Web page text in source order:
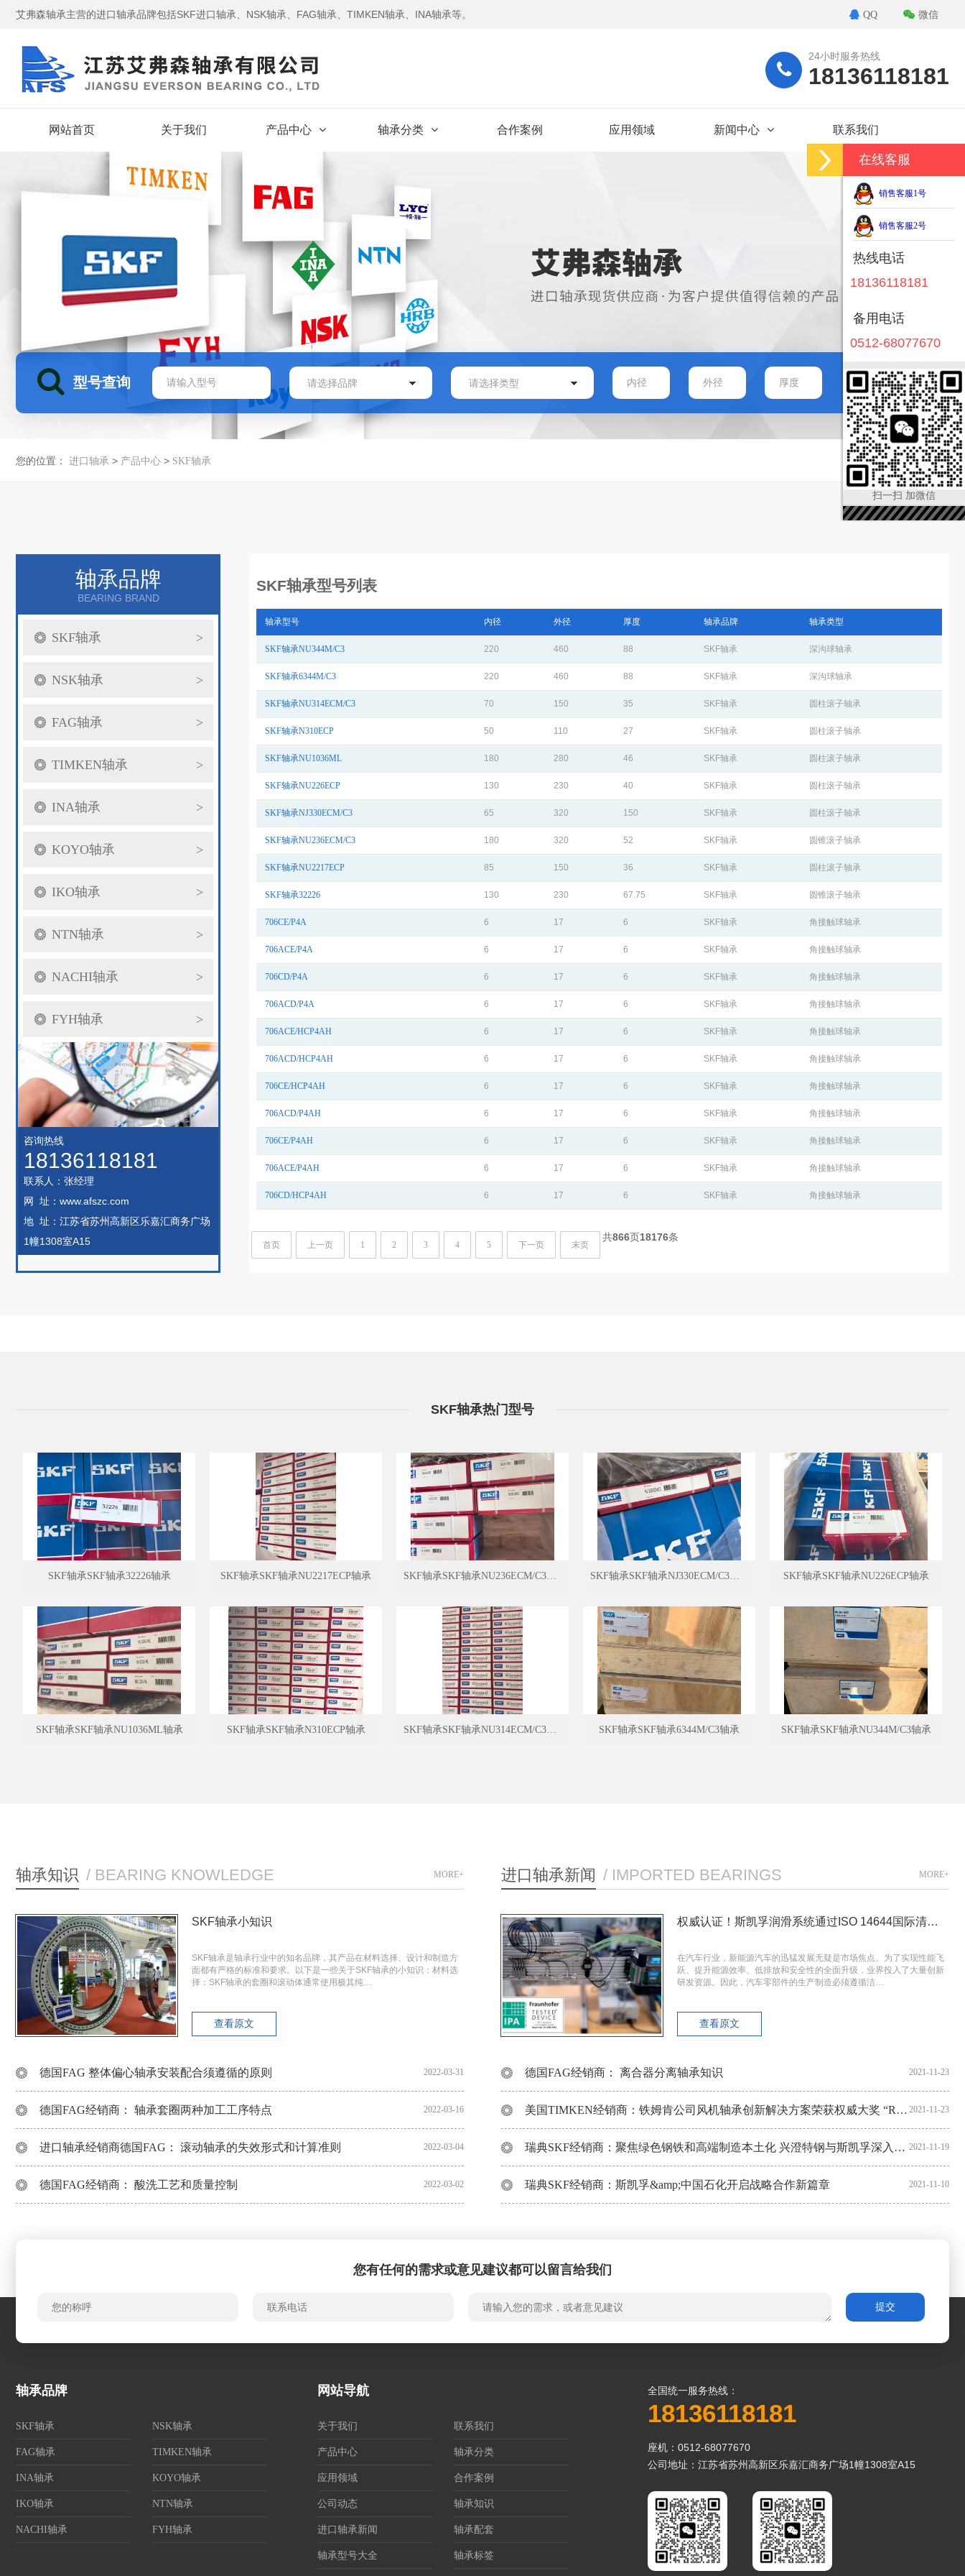
艾弗森轴承主营的进口轴承品牌包括SKF进口轴承、NSK轴承、FAG轴承、TIMKEN轴承、INA轴承等。 QQ 微信
24小时服务热线
18136118181
网站首页 关于我们 产品中心 轴承分类 合作案例 应用领域 新闻中心 联系我们
型号查询
您的位置： 进口轴承 > 产品中心 > SKF轴承
轴承品牌
BEARING BRAND
SKF轴承 >
NSK轴承 >
FAG轴承 >
TIMKEN轴承 >
INA轴承 >
KOYO轴承 >
IKO轴承 >
NTN轴承 >
NACHI轴承 >
FYH轴承 >
咨询热线
18136118181
联系人：张经理
网 址：www.afszc.com
地 址：江苏省苏州高新区乐嘉汇商务广场
1幢1308室A15
SKF轴承型号列表
轴承型号 内径 外径 厚度 轴承品牌 轴承类型
SKF轴承NU344M/C3 220 460 88 SKF轴承 深沟球轴承
SKF轴承6344M/C3 220 460 88 SKF轴承 深沟球轴承
SKF轴承NU314ECM/C3 70 150 35 SKF轴承 圆柱滚子轴承
SKF轴承N310ECP 50 110 27 SKF轴承 圆柱滚子轴承
SKF轴承NU1036ML 180 280 46 SKF轴承 圆柱滚子轴承
SKF轴承NU226ECP 130 230 40 SKF轴承 圆柱滚子轴承
SKF轴承NJ330ECM/C3 65 320 150 SKF轴承 圆柱滚子轴承
SKF轴承NU236ECM/C3 180 320 52 SKF轴承 圆锥滚子轴承
SKF轴承NU2217ECP 85 150 36 SKF轴承 圆柱滚子轴承
SKF轴承32226 130 230 67.75 SKF轴承 圆锥滚子轴承
706CE/P4A 6 17 6 SKF轴承 角接触球轴承
706ACE/P4A 6 17 6 SKF轴承 角接触球轴承
706CD/P4A 6 17 6 SKF轴承 角接触球轴承
706ACD/P4A 6 17 6 SKF轴承 角接触球轴承
706ACE/HCP4AH 6 17 6 SKF轴承 角接触球轴承
706ACD/HCP4AH 6 17 6 SKF轴承 角接触球轴承
706CE/HCP4AH 6 17 6 SKF轴承 角接触球轴承
706ACD/P4AH 6 17 6 SKF轴承 角接触球轴承
706CE/P4AH 6 17 6 SKF轴承 角接触球轴承
706ACE/P4AH 6 17 6 SKF轴承 角接触球轴承
706CD/HCP4AH 6 17 6 SKF轴承 角接触球轴承
首页 上一页 1 2 3 4 5 下一页 末页
共866页18176条
SKF轴承热门型号
SKF轴承SKF轴承32226轴承 SKF轴承SKF轴承NU2217ECP轴承 SKF轴承SKF轴承NU226ECP轴承
SKF轴承SKF轴承NU1036ML轴承 SKF轴承SKF轴承N310ECP轴承 SKF轴承SKF轴承6344M/C3轴承 SKF轴承SKF轴承NU344M/C3轴承
轴承知识 / BEARING KNOWLEDGE MORE+
SKF轴承小知识
SKF轴承是轴承行业中的知名品牌，其产品在材料选择、设计和制造方
面都有严格的标准和要求。以下是一些关于SKF轴承的小知识：材料选
择：SKF轴承的套圈和滚动体通常使用极其纯…
查看原文
德国FAG 整体偏心轴承安装配合须遵循的原则 2022-03-31
德国FAG经销商： 轴承套圈两种加工工序特点 2022-03-16
进口轴承经销商德国FAG： 滚动轴承的失效形式和计算准则 2022-03-04
德国FAG经销商： 酸洗工艺和质量控制 2022-03-02
进口轴承新闻 / IMPORTED BEARINGS MORE+
权威认证！斯凯孚润滑系统通过ISO 14644国际清洁标准
在汽车行业，新能源汽车的迅猛发展无疑是市场焦点。为了实现性能飞
跃、提升能源效率、低排放和安全性的全面升级，业界投入了大量创新
研发资源。因此，汽车零部件的生产制造必须遵循洁…
查看原文
德国FAG经销商： 离合器分离轴承知识 2021-11-23
美国TIMKEN经销商：铁姆肯公司风机轴承创新解决方案荣获权威大奖 “R&amp;D 100” 2021-11-23
瑞典SKF经销商：聚焦绿色钢铁和高端制造本土化 兴澄特钢与斯凯孚深入合作 2021-11-19
瑞典SKF经销商：斯凯孚&amp;中国石化开启战略合作新篇章 2021-11-10
您有任何的需求或意见建议都可以留言给我们
轴承品牌
SKF轴承 NSK轴承
FAG轴承 TIMKEN轴承
INA轴承 KOYO轴承
IKO轴承 NTN轴承
NACHI轴承 FYH轴承
网站导航
关于我们 联系我们
产品中心 轴承分类
应用领域 合作案例
公司动态 轴承知识
进口轴承新闻 轴承配套
轴承型号大全 轴承标签
全国统一服务热线：
18136118181
座机：0512-68077670
公司地址：江苏省苏州高新区乐嘉汇商务广场1幢1308室A15
在线客服
销售客服1号
销售客服2号
热线电话
18136118181
备用电话
0512-68077670
扫一扫 加微信